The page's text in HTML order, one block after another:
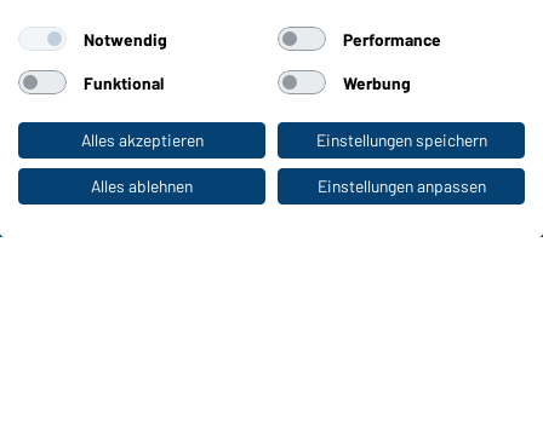
Zum Privatkunden-Shop
Farben
WORKWEAR COLLECTION
Die ideale Wahl für Professionals: Kollektionen
entdecken!
Notwendig Performance
Funktional Werbung
Alles akzeptieren Einstellungen speichern
Alles ablehnen Einstellungen anpassen